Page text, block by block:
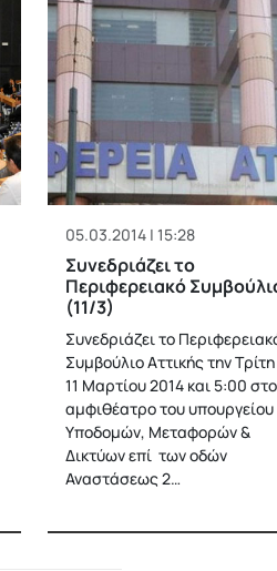
05.03.2014 | 15:28
Συνεδριάζει το
Περιφερειακό
(11/3)
Συνεδριάζει το
Συμβούλιο Αττικής την Τρίτη
11 Μαρτίου 2014 και 5:00 στο
αμφιθέατρο του υπουργείου
Υποδομών, Μεταφορών &
Δικτύων επί των οδών
Αναστάσεως 2…